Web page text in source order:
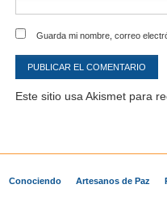
Guarda mi nombre, correo
Este sitio usa Akismet para
Conociendo Artesanos de Paz